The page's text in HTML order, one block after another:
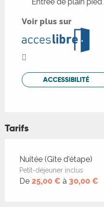
Voir plus sur
ACCESSIBILITÉ
Tarifs
Tarifs 2026
Nuitée (Gîte d'étape)
Petit-déjeuner inclus
De 25,00 € à 30,00 €